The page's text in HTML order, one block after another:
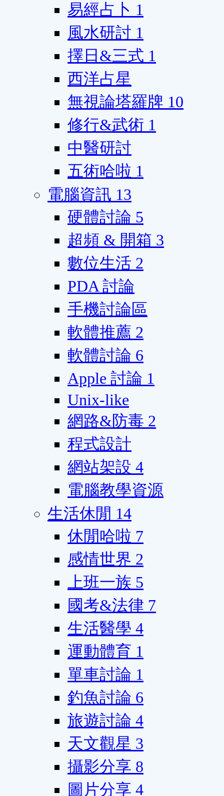
易經占卜 1
風水研討 1
擇日&三式 1
西洋占星
無視論塔羅牌 10
修行&武術 1
中醫研討
五術哈啦 1
電腦資訊 13
硬體討論 5
超頻 & 開箱 3
數位生活 2
PDA 討論
手機討論區
軟體推薦 2
軟體討論 6
Apple 討論 1
Unix-like
網路&防毒 2
程式設計
網站架設 4
電腦教學資源
生活休閒 14
休閒哈啦 7
感情世界 2
上班一族 5
國考&法律 7
生活醫學 4
運動體育 1
單車討論 1
釣魚討論 6
旅遊討論 4
天文觀星 3
攝影分享 8
圖片分享 4